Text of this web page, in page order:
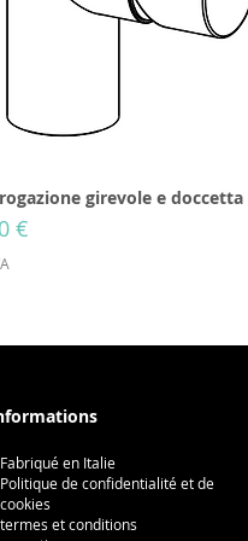
girevole e doccetta
€
Fabriqué en Italie
Politique de confidentialité et de
cookies
termes et conditions